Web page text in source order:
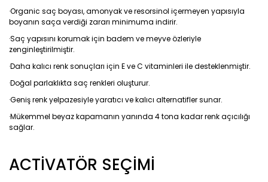
·Organic saç boyası, amonyak ve resorsinol içermeyen yapısıyla
boyanın saça verdiği zararı minimuma indirir.
·Saç yapısını korumak için badem ve meyve özleriyle
zenginleştirilmiştir.
·Daha kalıcı renk sonuçları için E ve C vitaminleri ile desteklenmiştir.
·Doğal parlaklıkta saç renkleri oluşturur.
·Geniş renk yelpazesiyle yaratıcı ve kalıcı alternatifler sunar.
·Mükemmel beyaz kapamanın yanında 4 tona kadar renk açıcılığı
sağlar.
ACTİVATÖR SEÇİMİ